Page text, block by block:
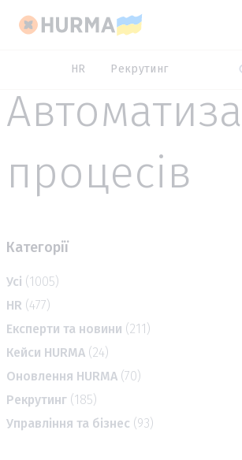
HR Рекрутинг
процесів
Категорії
Усі (1005)
HR (477)
Експерти та новини (211)
Кейси HURMA (24)
Оновлення HURMA (70)
Рекрутинг (185)
Управління та бізнес (93)